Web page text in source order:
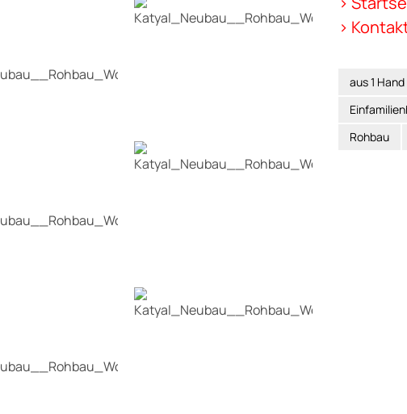
>
aus 1 Hand
Rohbau